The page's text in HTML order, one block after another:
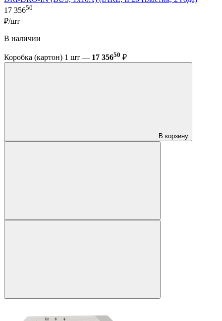
17 35650
₽/шт
В наличии
Коробка (картон) 1 шт — 17 35650 ₽
В корзину